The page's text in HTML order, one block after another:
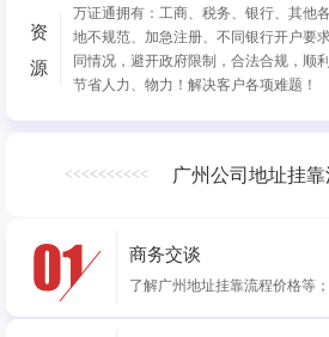
资
源
万证通拥有：工商、税务、银行、其他
地不规范、加急注册、不同银行开户要
同情况，避开政府限制，合法合规，顺
节省人力、物力！解决客户各项难题！
<<<<<<<<<< 广州公司地址挂
商务交谈
了解广州地址挂靠流程价格等；